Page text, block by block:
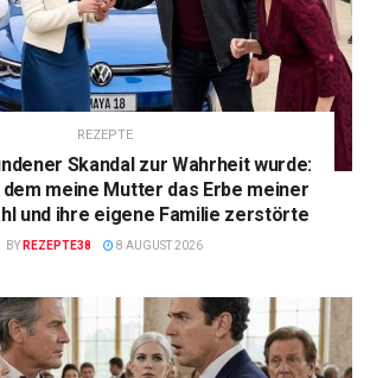
REZEPTE
Skandal zur Wahrheit wurde:
dem meine Mutter das Erbe meiner
und ihre eigene Familie zerstörte
BY REZEPTE38 8 AUGUST 2026